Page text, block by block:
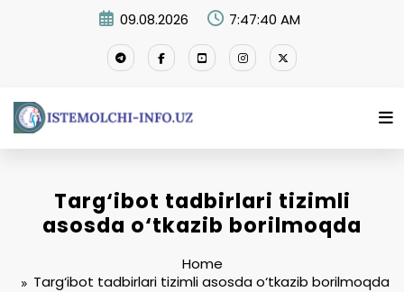
09.08.2026 7:47:41 AM
Targ‘ibot tadbirlari tizimli
asosda o‘tkazib borilmoqda
Home
Targ‘ibot tadbirlari tizimli asosda o‘tkazib borilmoqda